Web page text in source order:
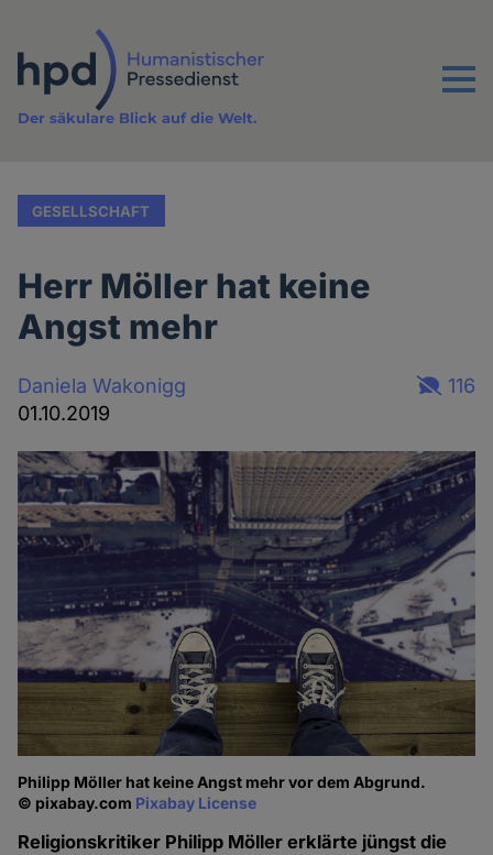
Inhalt
Menu
Der säkulare Blick auf die Welt.
GESELLSCHAFT
Herr Möller hat keine
Angst mehr
Daniela Wakonigg
01.10.2019
116
Philipp Möller hat keine Angst mehr vor dem Abgrund.
© pixabay.com Pixabay License
Religionskritiker Philipp Möller erklärte jüngst die